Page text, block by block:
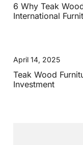
6 Why Teak
International
April 14, 2025
Teak Wood
Investment